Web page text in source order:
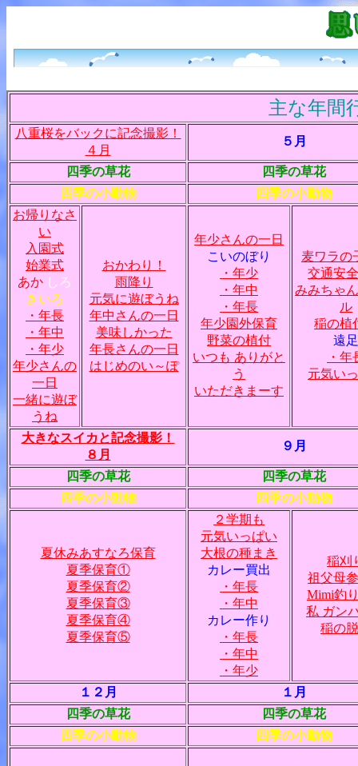
主な年間
八重桜をバックに記念撮影！
４月
５月
四季の草花
四季の草花
四季の小動物
四季の小動物
お帰りなさ
い
入園式
始業式
あか しろ
きいろ
・年長
・年中
・年少
年少さんの
一日
一緒に遊ぼ
うね
おかわり！
雨降り
元気に遊ぼうね
年中さんの一日
美味しかった
年長さんの一日
はじめのい～ぽ
年少さんの一日
こいのぼり
・年少
・年中
・年長
年少園外保育
野菜の植付
いつも ありがと
う
いただきまーす
麦ワラの
交通安
みみちゃ
ル
稲の植
遠足
・年
元気い
大きなスイカと記念撮影！
８月
９月
四季の草花
四季の草花
四季の小動物
四季の小動物
夏休みあすなろ保育
夏季保育①
夏季保育②
夏季保育③
夏季保育④
夏季保育⑤
２学期も
元気いっぱい
大根の種まき
カレー買出
・年長
・年中
カレー作り
・年長
・年中
・年少
稲刈
祖父母
Mimi釣
私 ガン
稲の
１２月
１月
四季の草花
四季の草花
四季の小動物
四季の小動物